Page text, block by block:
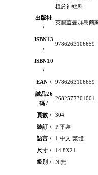
植於神經科
出版社
/
英屬蓋曼群島商
ISBN13
/
9786263106659
ISBN10
/
EAN /
9786263106659
誠品26
碼 /
2682577301001
頁數 /
304
裝訂 /
P:平裝
語言 /
1:中文 繁體
尺寸 /
14.8X21
級別 /
N:無